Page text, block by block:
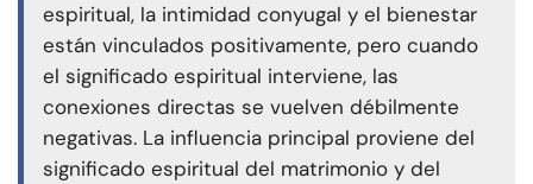
espiritual, la intimidad conyugal y el bienestar
están vinculados positivamente, pero cuando
el significado espiritual interviene, las
conexiones directas se vuelven débilmente
negativas. La influencia principal proviene del
significado espiritual del matrimonio y del